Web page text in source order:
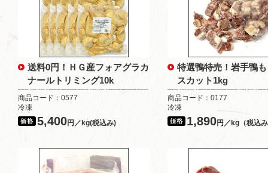
送料0円！ＨＧ産フォアグラカ
ナールトリミング10k
商品コード：0577
冷凍
5,400円／kg(税込み)
特選鴨特売！岩手鴨
スカット1kg
商品コード：0177
冷凍
1,890円／kg（税込